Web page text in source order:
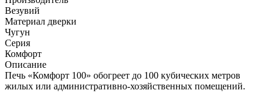
Везувий
Материал дверки
Чугун
Серия
Комфорт
Описание
Печь «Комфорт 100» обогреет до 100 кубических метров
жилых или административно-хозяйственных помещений.